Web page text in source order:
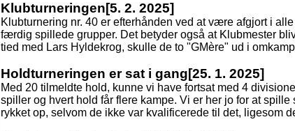
Klubturneringen[5. 2. 2025]
Klubturnering nr. 40 er efterhånden ved at være afgjort i
færdig spillede grupper. Det betyder også at Klubmester
tied med Lars Hyldekrog, skulle de to "GMère" ud i
Holdturneringen er sat i gang[25. 1. 2025]
Med 20 tilmeldte hold, kunne vi have fortsat med 4
spiller og hvert hold får flere kampe. Vi er her jo for at
rykket op, selvom de ikke var kvalificerede til det, ligesom